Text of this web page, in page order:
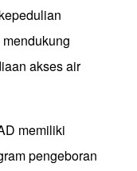
akses air
memiliki
pengeboran